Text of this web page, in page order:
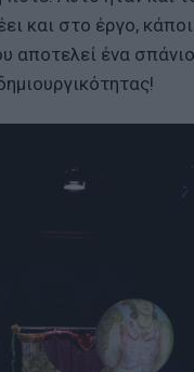
και στο έργο,
αποτελεί ένα